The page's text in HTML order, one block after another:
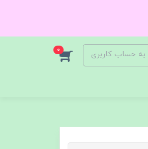
به حساب کاربری 0